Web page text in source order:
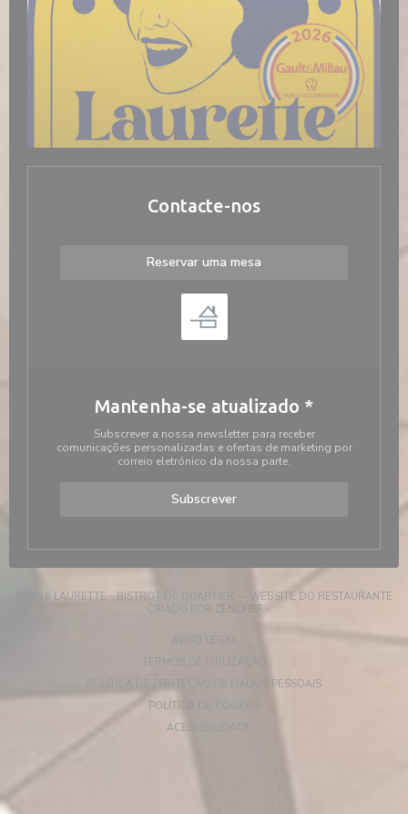
Contacte-nos
Reservar uma mesa
Mantenha-se atualizado *
Subscrever a nossa newsletter para receber
comunicações personalizadas e ofertas de marketing por
correio eletrónico da nossa parte.
Subscrever
© 2026 LAURETTE - BISTROT DE QUARTIER — WEBSITE DO RESTAURANTE
CRIADO POR ZENCHEF((ABRE NUMA NOVA JANELA))
AVISO LEGAL
TERMOS DE UTILIZAÇÃO
POLÍTICA DE PROTEÇÃO DE DADOS PESSOAIS((ABRE NUMA
POLÍTICA DE COOKIES
ACESSIBILIDADE